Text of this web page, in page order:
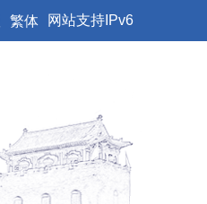
繁体 网站支持IPv6